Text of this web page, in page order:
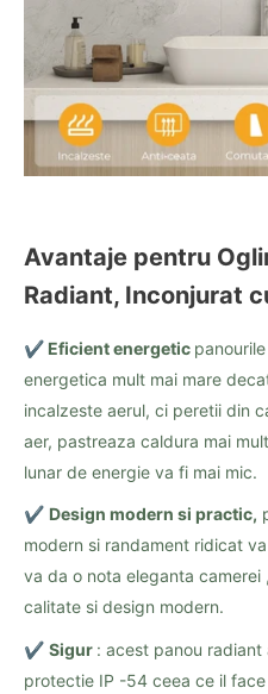
Avantaje pentru
Radiant, Inconjurat
✔️ Eficient energetic
energetica mult mai mare
incalzeste aerul, ci peretii din
aer, pastreaza caldura mai
lunar de energie va fi mai mic.
✔️ Design modern si practic,
modern si randament ridicat
va da o nota eleganta
calitate si design modern.
✔️ Sigur : acest panou
protectie IP -54 ceea ce il